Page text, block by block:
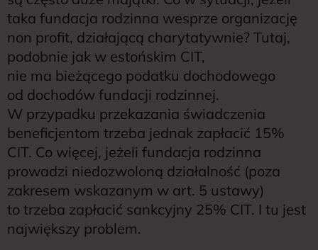
taka fundacja rodzinna wesprze organizację
non profit, działającą charytatywnie? Tutaj,
podobnie jak w estońskim CIT,
nie ma bieżącego podatku dochodowego
od dochodów fundacji rodzinnej.
W przypadku przekazania świadczenia
beneficjentom trzeba jednak zapłacić 15%
CIT. Co więcej, jeżeli fundacja rodzinna
prowadzi niedozwoloną działalność (poza
zakresem wskazanym w art. 5 ustawy)
to trzeba zapłacić sankcyjny 25% CIT. I tu jest
największy problem.